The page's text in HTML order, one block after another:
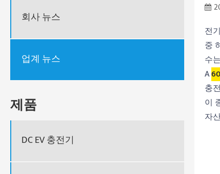
회사 뉴스
업계 뉴스
제품
DC EV 충전기
전
중
수
A
충
이
자